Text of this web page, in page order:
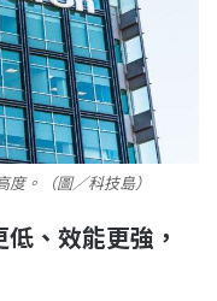
度。（圖／科技島）
、效能更強，